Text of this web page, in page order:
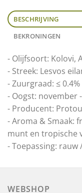
BESCHRIJVING
BEKRONINGEN
- Olijfsoort: Kolovi,
- Streek: Lesvos
- Zuurgraad: ≤ 0.4%
- Oogst: november
- Producent:
- Aroma & Smaak:
munt en tropische
- Toepassing:
WEBSHOP